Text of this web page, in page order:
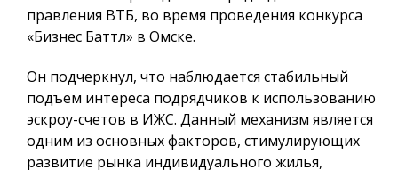
правления ВТБ, во время проведения конкурса
«Бизнес Баттл» в Омске.
Он подчеркнул, что наблюдается стабильный
подъем интереса подрядчиков к использованию
эскроу-счетов в ИЖС. Данный механизм является
одним из основных факторов, стимулирующих
развитие рынка индивидуального жилья,